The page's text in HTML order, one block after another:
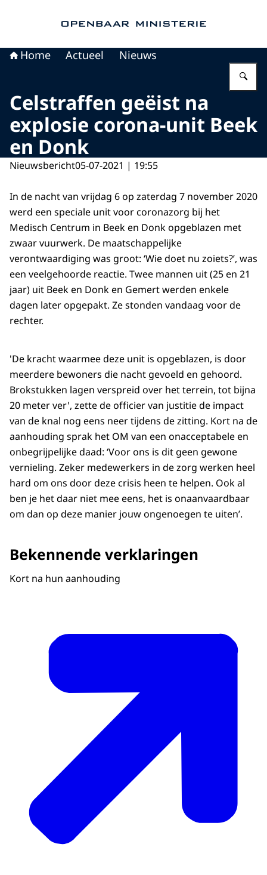
Home Actueel Nieuws
Celstraffen geëist na
explosie corona-unit Beek
en Donk
Nieuwsbericht05-07-2021 | 19:55
In de nacht van vrijdag 6 op zaterdag 7 november 2020
werd een speciale unit voor coronazorg bij het
Medisch Centrum in Beek en Donk opgeblazen met
zwaar vuurwerk. De maatschappelijke
verontwaardiging was groot: ‘Wie doet nu zoiets?’, was
een veelgehoorde reactie. Twee mannen uit (25 en 21
jaar) uit Beek en Donk en Gemert werden enkele
dagen later opgepakt. Ze stonden vandaag voor de
rechter.
'De kracht waarmee deze unit is opgeblazen, is door
meerdere bewoners die nacht gevoeld en gehoord.
Brokstukken lagen verspreid over het terrein, tot bijna
20 meter ver', zette de officier van justitie de impact
van de knal nog eens neer tijdens de zitting. Kort na de
aanhouding sprak het OM van een onacceptabele en
onbegrijpelijke daad: ‘Voor ons is dit geen gewone
vernieling. Zeker medewerkers in de zorg werken heel
hard om ons door deze crisis heen te helpen. Ook al
ben je het daar niet mee eens, het is onaanvaardbaar
om dan op deze manier jouw ongenoegen te uiten’.
Bekennende verklaringen
Kort na hun aanhouding